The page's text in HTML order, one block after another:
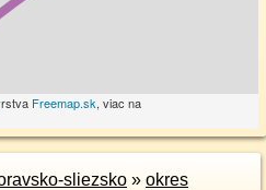
Freemap.sk, viac na
sliezsko » okres